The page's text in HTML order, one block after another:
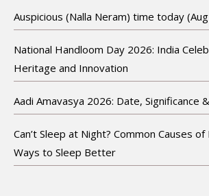
Auspicious (Nalla Neram) time today
National Handloom Day 2026: India
Heritage and Innovation
Aadi Amavasya 2026: Date, Significance
Can’t Sleep at Night? Common Causes
Ways to Sleep Better